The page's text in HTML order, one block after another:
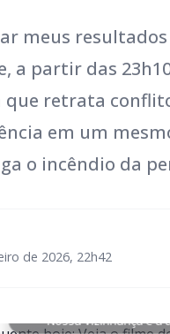
meus resultados
a partir das
retrata
em um
o incêndio da
de 2026, 22h42
Nossa Vizinhança é a